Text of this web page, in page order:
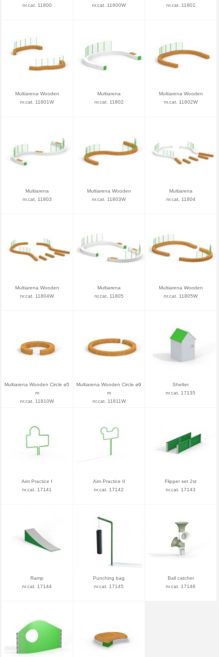
nr.cat. 11800
nr.cat. 11800W
nr.cat. 11801
Multiarena Wooden
nr.cat. 11801W
Multiarena
nr.cat. 11802
Multiarena Wooden
nr.cat. 11802W
Multiarena
nr.cat. 11803
Multiarena Wooden
nr.cat. 11803W
Multiarena
nr.cat. 11804
Multiarena Wooden
nr.cat. 11804W
Multiarena
nr.cat. 11805
Multiarena Wooden
nr.cat. 11805W
Multiarena Wooden Circle ⌀5
m
nr.cat. 11810W
Multiarena Wooden Circle ⌀9
m
nr.cat. 11811W
Shelter
nr.cat. 17135
Aim Practice I
nr.cat. 17141
Aim Practice II
nr.cat. 17142
Flipper set 2st
nr.cat. 17143
Ramp
nr.cat. 17144
Punching bag
nr.cat. 17145
Ball catcher
nr.cat. 17146